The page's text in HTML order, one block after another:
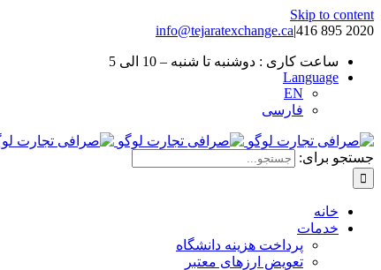
Skip to content
2020 895 416
|
info@tejaratexchange.ca
ساعت کاری : دوشنبه تا شنبه – 10 الی 5
Language
EN
فارسی
جستجو برای:
خانه
خدمات
پرداخت هزینه دانشگاه
تعویض ارزهای معتبر